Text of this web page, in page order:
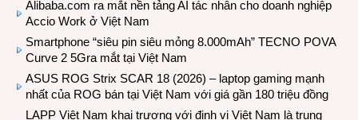
Alibaba.com ra mắt nền tảng AI tác nhân cho doanh nghiệp
Accio Work ở Việt Nam
Smartphone “siêu pin siêu mỏng 8.000mAh” TECNO POVA
Curve 2 5Gra mắt tại Việt Nam
ASUS ROG Strix SCAR 18 (2026) – laptop gaming mạnh
nhất của ROG bán tại Việt Nam với giá gần 180 triệu đồng
LAPP Việt Nam khai trương với định vị Việt Nam là trung